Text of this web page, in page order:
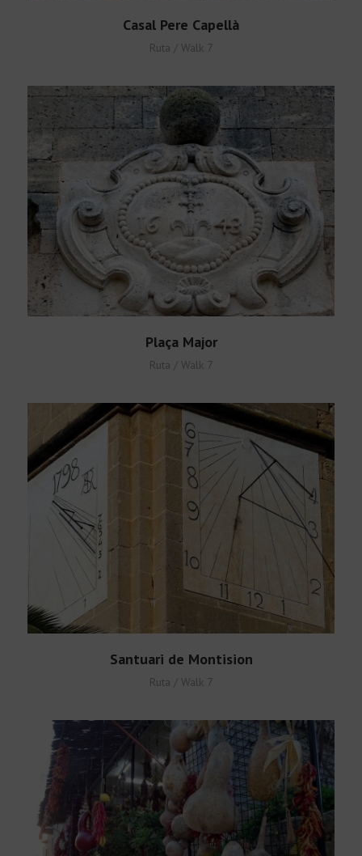
Casal Pere Capellà
Ruta / Walk 7
Plaça Major
Ruta / Walk 7
Santuari de Montision
Ruta / Walk 7